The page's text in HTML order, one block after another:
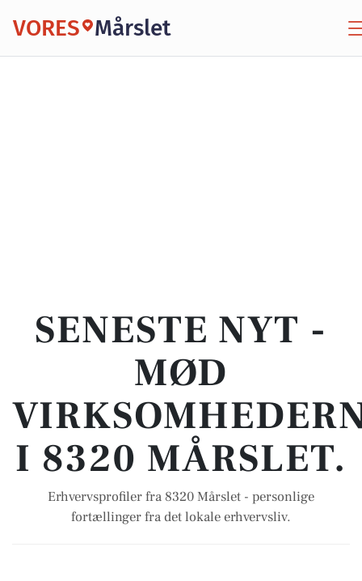
VORES Mårslet
SENESTE NYT -
MØD
I 8320 MÅRSLET.
Erhvervsprofiler fra 8320 Mårslet - personlige
fortællinger fra det lokale erhvervsliv.